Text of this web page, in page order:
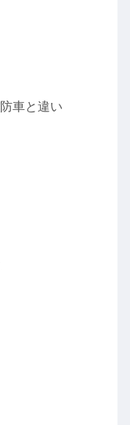
車と違い